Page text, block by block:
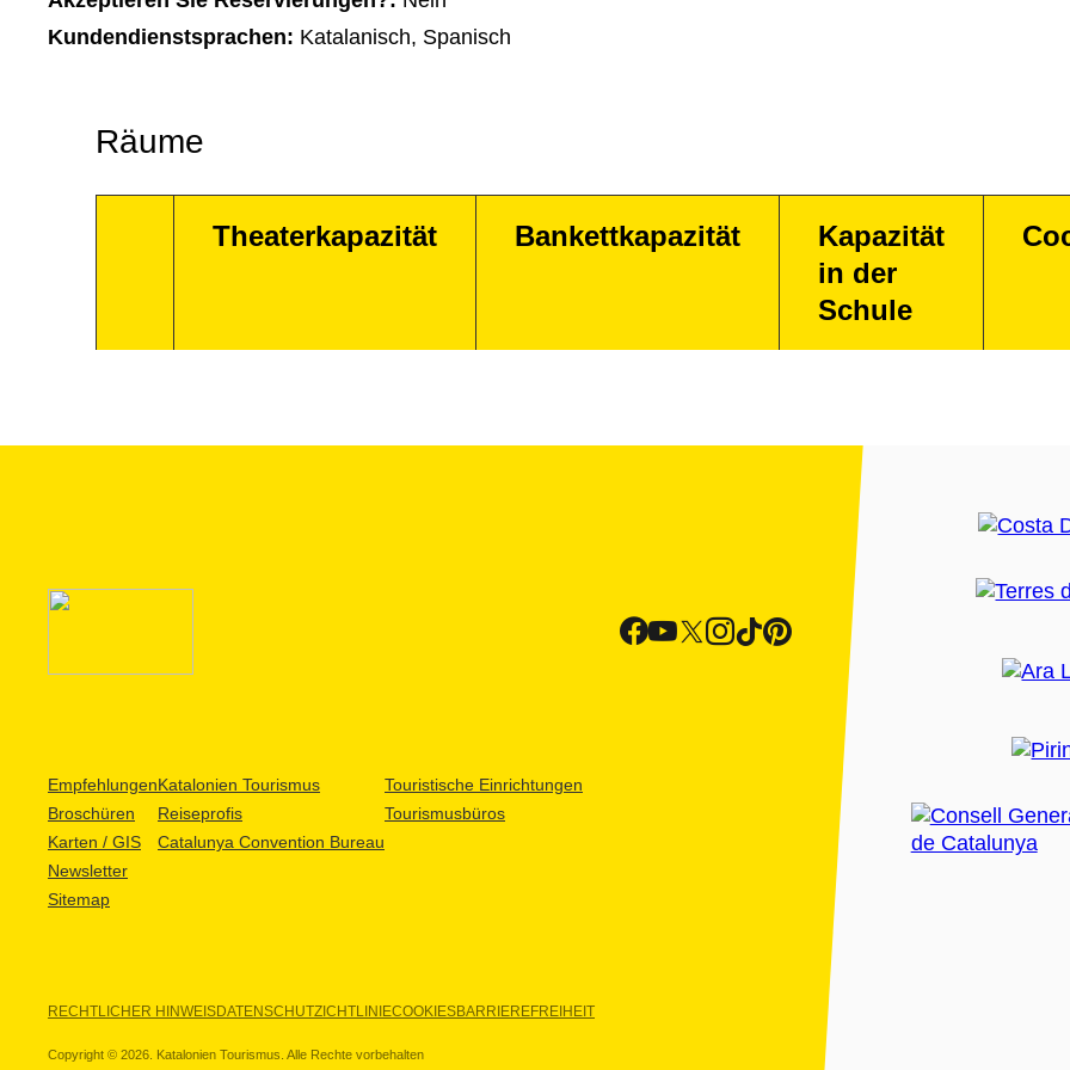
Kundendienstsprachen: Katalanisch, Spanisch
Räume
Theaterkapazität Bankettkapazität
Kapazität
in der
Schule
Empfehlungen
Broschüren
Karten / GIS
Newsletter
Sitemap
Katalonien Tourismus
Reiseprofis
Catalunya Convention Bureau
Touristische Einrichtungen
Tourismusbüros
RECHTLICHER HINWEISDATENSCHUTZICHTLINIECOOKIESBARRIEREFREIHEIT
Copyright © 2026. Katalonien Tourismus. Alle Rechte vorbehalten